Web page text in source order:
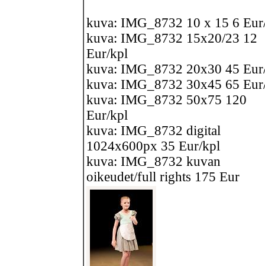
kuva: IMG_8732 10 x 15 6
kuva: IMG_8732 15x20/23 12
Eur/kpl
kuva: IMG_8732 20x30 45
kuva: IMG_8732 30x45 65
kuva: IMG_8732 50x75 120
Eur/kpl
kuva: IMG_8732 digital
1024x600px 35 Eur/kpl
kuva: IMG_8732 kuvan
oikeudet/full rights 175 Eur